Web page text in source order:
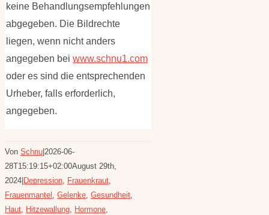
keine Behandlungsempfehlungen
abgegeben. Die Bildrechte
liegen, wenn nicht anders
angegeben bei www.schnu1.com
oder es sind die entsprechenden
Urheber, falls erforderlich,
angegeben.
Von Schnu 2026-06-
28T15:19:15+02:00August 29th,
2024 Depression, Frauenkraut,
Frauenmantel , Gelenke, Gesundheit,
Haut, Hitzewallung, Hormone,